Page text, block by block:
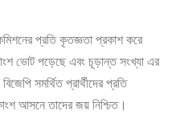
প্রতি কৃতজ্ঞতা প্রকাশ করে
ভোট পড়েছে এবং চূড়ান্ত সংখ্যা এর
সমর্থিত প্রার্থীদের প্রতি
আসনে তাদের জয় নিশ্চিত।